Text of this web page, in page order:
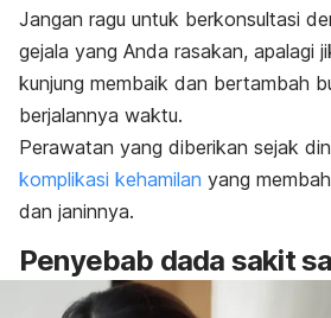
Jangan ragu untuk berkonsultasi
gejala yang Anda rasakan, apalagi
kunjung membaik dan bertambah
berjalannya waktu.
Perawatan yang diberikan sejak
komplikasi kehamilan yang
dan janinnya.
Penyebab dada sakit